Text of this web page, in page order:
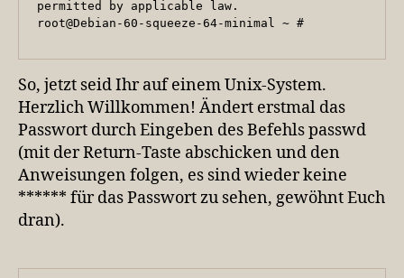
permitted by applicable law.
root@Debian-60-squeeze-64-minimal ~ #
So, jetzt seid Ihr auf einem Unix-System.
Herzlich Willkommen! Ändert erstmal das
Passwort durch Eingeben des Befehls passwd
(mit der Return-Taste abschicken und den
Anweisungen folgen, es sind wieder keine
****** für das Passwort zu sehen, gewöhnt Euch
dran).